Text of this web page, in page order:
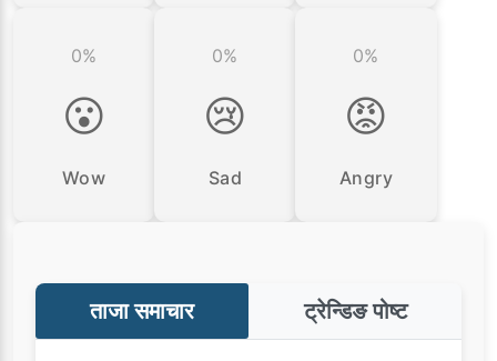
0%
😮
Wow
0%
😢
Sad
0%
😡
Angry
ताजा समाचार ट्रेन्डिङ पोष्ट